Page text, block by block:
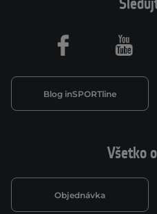
Všetko
Objednávka
Blog inSPORTline
Facebook Youtube